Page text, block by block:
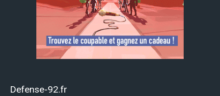
Defense-92.fr